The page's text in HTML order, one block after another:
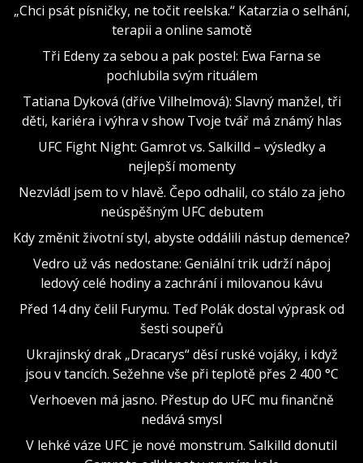
„Chci psát písničky, ne točit reelska.“ Katarzia o selhání,
terapii a online samotě
Tři Edeny za sebou a pak postel: Ewa Farna se
pochlubila svým rituálem
Tatiana Dyková (dříve Vilhelmová): Slavný manžel, tři
děti, kariéra i výhra v show Tvoje tvář má známý hlas
UFC Fight Night: Gamrot vs. Salkilld – výsledky a
nejlepší momenty
Nezvládl jsem to v hlavě. Čepo odhalil, co stálo za jeho
neúspěšným UFC debutem
Kdy změnit životní styl, abyste oddálili nástup demence?
Vedro už vás nedostane: Geniální trik udrží nápoj
ledový celé hodiny a zachrání i milovanou kávu
Před 14 dny čelil Furymu. Teď Polák dostal výprask od
šesti soupeřů
Ukrajinský drak „Dracarys“ děsí ruské vojáky, i když
jsou v tancích. Sežehne vše při teplotě přes 2 400 °C
Verhoeven má jasno. Přestup do UFC mu finančně
nedává smysl
V lehké váze UFC je nové monstrum. Salkilld donutil